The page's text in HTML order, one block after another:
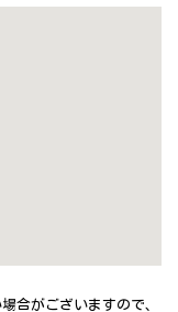
合がございますので、